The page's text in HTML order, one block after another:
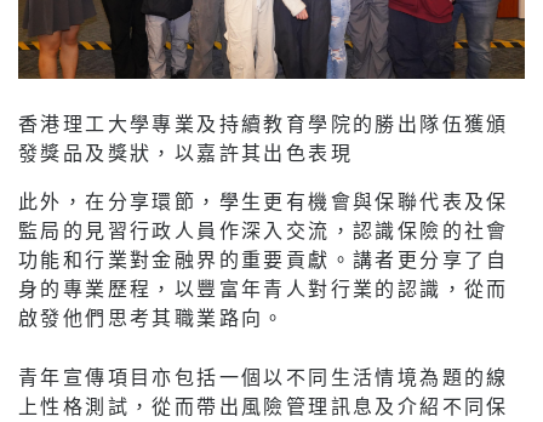
香港理工大學專業及持續教育學院的勝出隊伍獲頒
發獎品及獎狀，以嘉許其出色表現
此外，在分享環節，學生更有機會與保聯代表及保
監局的見習行政人員作深入交流，認識保險的社會
功能和行業對金融界的重要貢獻。講者更分享了自
身的專業歷程，以豐富年青人對行業的認識，從而
啟發他們思考其職業路向。
青年宣傳項目亦包括一個以不同生活情境為題的線
上性格測試，從而帶出風險管理訊息及介紹不同保